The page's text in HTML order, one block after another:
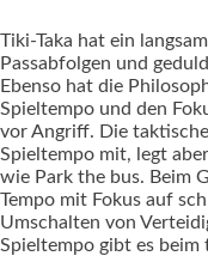
Tiki-Taka hat ein
Passabfolgen und
Ebenso hat die
Spieltempo und den
vor Angriff. Die
Spieltempo mit, legt
wie Park the bus. Beim
Tempo mit Fokus auf
Umschalten von
Spieltempo gibt es beim